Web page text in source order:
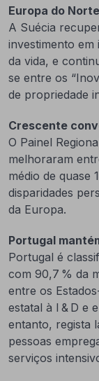
Europa do
A Suécia
investimento em
da vida, e
se entre os
de propriedade
Crescente
O Painel
melhoraram
médio de quase
disparidades
da Europa.
Portugal
Portugal é
com 90,7 % da
entre os
estatal à I & D e
entanto, regista
pessoas
serviços